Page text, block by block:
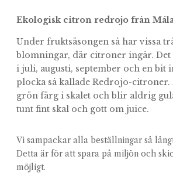
Ekologisk citron redrojo från
Under fruktsäsongen så har vissa
blomningar, där citroner ingår. Det
i juli, augusti, september och en bit
plocka så kallade Redrojo-citroner.
grön färg i skalet och blir aldrig
tunt fint skal och gott om juice.
Vi sampackar alla beställningar så
Detta är för att spara på miljön och
möjligt.